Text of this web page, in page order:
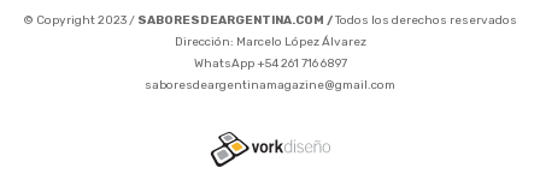
© Copyright 2023 / SABORESDEARGENTINA.COM /Todos los derechos reservados
Dirección: Marcelo López Álvarez
WhatsApp +54 261 716 6897
saboresdeargentinamagazine@gmail.com